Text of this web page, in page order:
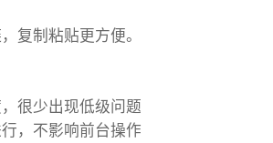
复制粘贴更方便。
很少出现低级问题
，不影响前台操作